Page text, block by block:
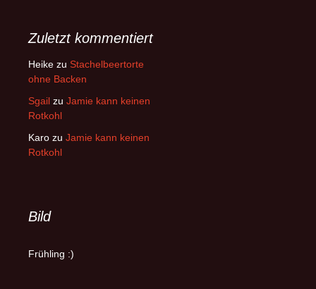
Zuletzt kommentiert
Heike zu Stachelbeertorte
ohne Backen
Sgail zu Jamie kann keinen
Rotkohl
Karo zu Jamie kann keinen
Rotkohl
Bild
Frühling :)